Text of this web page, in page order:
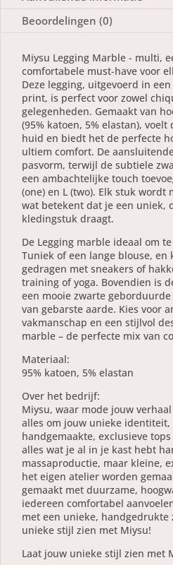
Beoordelingen (0)
Miysu Legging Marble - multi,
comfortabele must-have voor
Deze legging, uitgevoerd in
print, is perfect voor zowel
gelegenheden. Gemaakt van
(95% katoen, 5% elastan),
huid en biedt het de perfecte
ultiem comfort. De
pasvorm, terwijl de subtiele
een ambachtelijke touch
(one) en L (two). Elk stuk wordt
wat betekent dat je een uniek,
kledingstuk draagt.
De Legging marble ideaal om
Tuniek of een lange blouse, en
gedragen met sneakers of
training of yoga. Bovendien is
een mooie zwarte
van gebarste aarde. Kies voor
vakmanschap en een stijlvol
marble – de perfecte mix van
Materiaal:
95% katoen, 5% elastan
Over het bedrijf:
Miysu, waar mode jouw
alles om jouw unieke
handgemaakte, exclusieve
alles wat je al in je kast hebt
massaproductie, maar kleine,
het eigen atelier worden
gemaakt met duurzame,
iedereen comfortabel
met een unieke,
unieke stijl zien met Miysu!
Laat jouw unieke stijl zien met